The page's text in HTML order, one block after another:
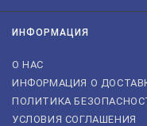
ИНФОРМАЦИЯ
О НАС
ИНФОРМАЦИЯ О
ПОЛИТИКА
УСЛОВИЯ СОГЛАШЕНИЯ